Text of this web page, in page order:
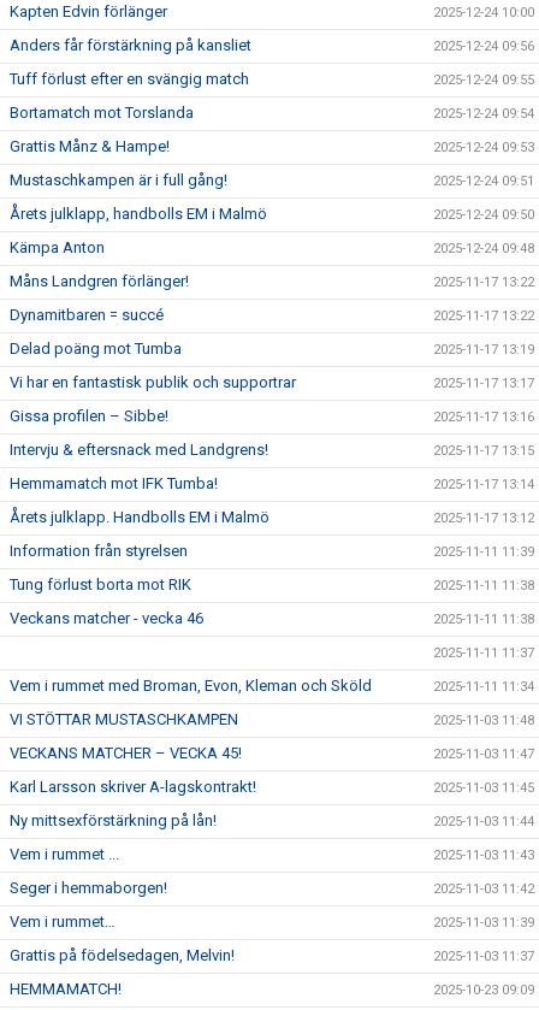
Kapten Edvin förlänger 2025-12-24 10:00
Anders får förstärkning på kansliet 2025-12-24 09:56
Tuff förlust efter en svängig match 2025-12-24 09:55
Bortamatch mot Torslanda 2025-12-24 09:54
Grattis Månz & Hampe! 2025-12-24 09:53
Mustaschkampen är i full gång! 2025-12-24 09:51
Årets julklapp, handbolls EM i Malmö 2025-12-24 09:50
Kämpa Anton 2025-12-24 09:48
Måns Landgren förlänger! 2025-11-17 13:22
Dynamitbaren = succé 2025-11-17 13:22
Delad poäng mot Tumba 2025-11-17 13:19
Vi har en fantastisk publik och supportrar 2025-11-17 13:17
Gissa profilen – Sibbe! 2025-11-17 13:16
Intervju & eftersnack med Landgrens! 2025-11-17 13:15
Hemmamatch mot IFK Tumba! 2025-11-17 13:14
Årets julklapp. Handbolls EM i Malmö 2025-11-17 13:12
Information från styrelsen 2025-11-11 11:39
Tung förlust borta mot RIK 2025-11-11 11:38
Veckans matcher - vecka 46 2025-11-11 11:38
2025-11-11 11:37
Vem i rummet med Broman, Evon, Kleman och Sköld 2025-11-11 11:34
VI STÖTTAR MUSTASCHKAMPEN 2025-11-03 11:48
VECKANS MATCHER – VECKA 45! 2025-11-03 11:47
Karl Larsson skriver A-lagskontrakt! 2025-11-03 11:45
Ny mittsexförstärkning på lån! 2025-11-03 11:44
Vem i rummet ... 2025-11-03 11:43
Seger i hemmaborgen! 2025-11-03 11:42
Vem i rummet… 2025-11-03 11:39
Grattis på födelsedagen, Melvin! 2025-11-03 11:37
HEMMAMATCH! 2025-10-23 09:09